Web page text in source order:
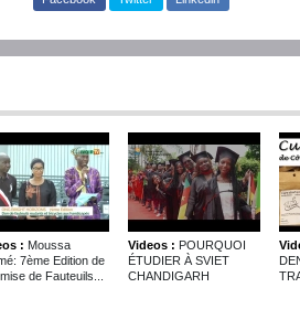
: Moussa
7ème Edition de
de Fauteuils...
Videos : POURQUOI
ÉTUDIER À SVIET
CHANDIGARH